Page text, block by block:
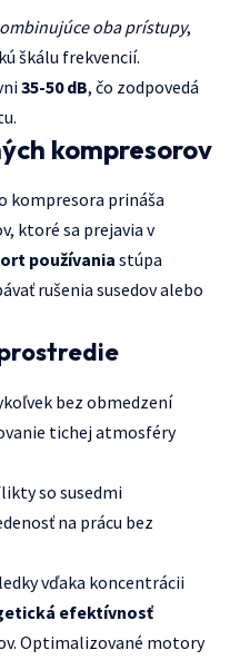
oba prístupy,
škálu frekvencií.
35-50 dB, čo zodpovedá
kompresorov
kompresora prináša
ktoré sa prejavia v
používania stúpa
rušenia susedov alebo
bez obmedzení
tichej atmosféry
so susedmi
na prácu bez
vďaka koncentrácii
efektívnosť
Optimalizované motory